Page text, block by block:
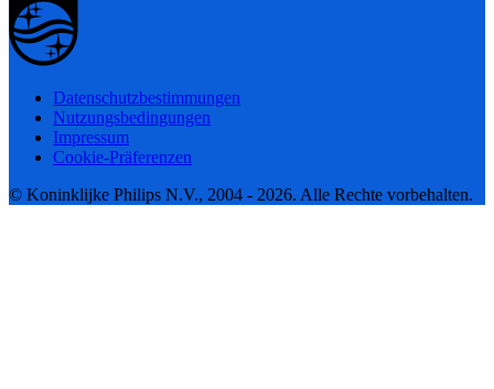
Datenschutzbestimmungen
Nutzungsbedingungen
Impressum
Cookie-Präferenzen
© Koninklijke Philips N.V., 2004 - 2026. Alle Rechte vorbehalten.